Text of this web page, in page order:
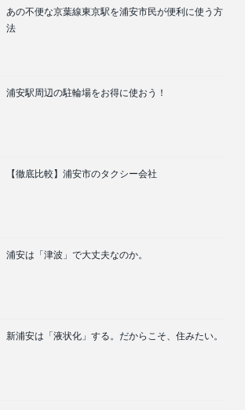
あの不便な京葉線東京駅を浦安市民が便利に使う方
法
浦安駅周辺の駐輪場をお得に使おう！
【徹底比較】浦安市のタクシー会社
浦安は「津波」で大丈夫なのか。
新浦安は「液状化」する。だからこそ、住みたい。